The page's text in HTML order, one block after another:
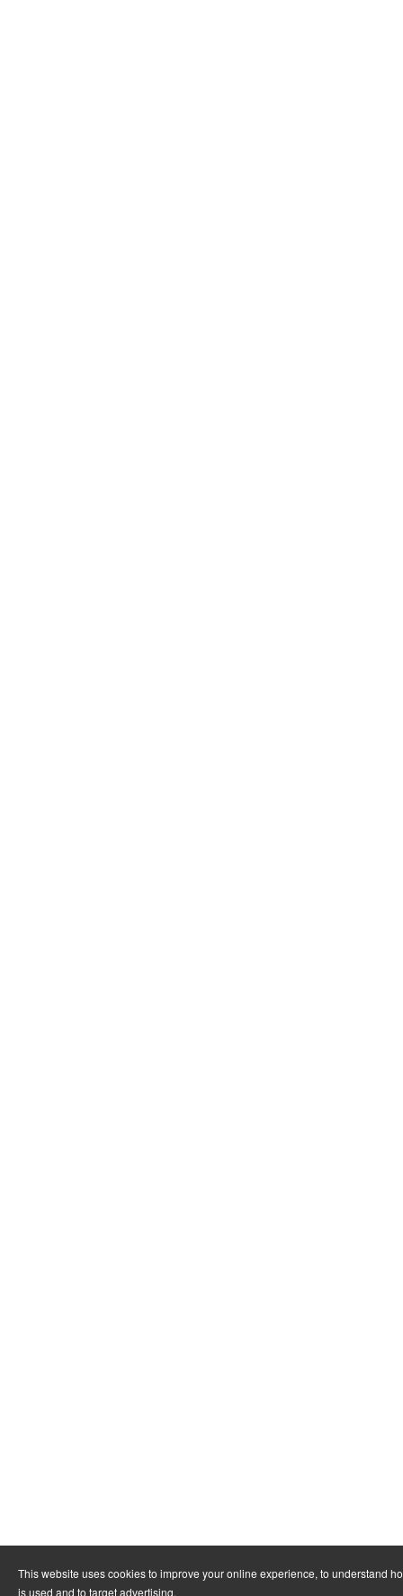
This website uses cookies to improve your online experience, to understand
is used and to target advertising.